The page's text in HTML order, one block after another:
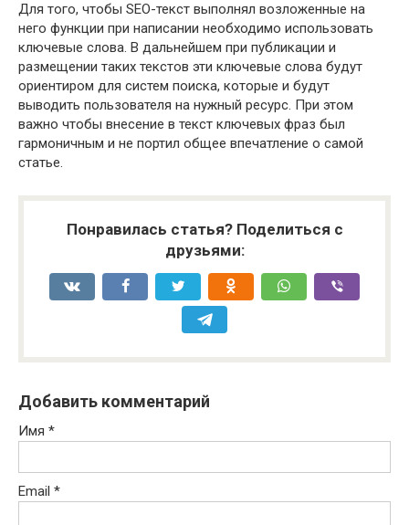
Для того, чтобы SEO-текст выполнял возложенные на
него функции при написании необходимо использовать
ключевые слова. В дальнейшем при публикации и
размещении таких текстов эти ключевые слова будут
ориентиром для систем поиска, которые и будут
выводить пользователя на нужный ресурс. При этом
важно чтобы внесение в текст ключевых фраз был
гармоничным и не портил общее впечатление о самой
статье.
Понравилась статья? Поделиться с
друзьями:
Добавить комментарий
Имя *
Email *